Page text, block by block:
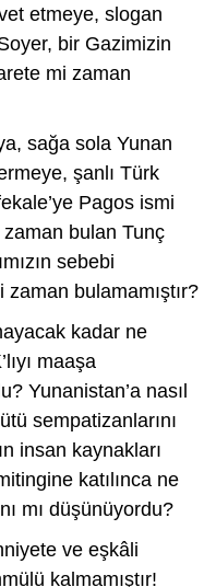
etmeye, slogan
bir Gazimizin
mi zaman
sağa sola Yunan
şanlı Türk
Pagos ismi
bulan Tunç
sebebi
bulamamıştır?
kadar ne
maaşa
Yunanistan’a nasıl
sempatizanlarını
insan kaynakları
katılınca ne
mı düşünüyordu?
ve eşkâli
kalmamıştır!